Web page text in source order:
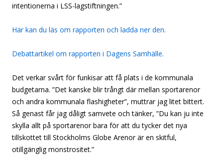
intentionerna i LSS-lagstiftningen.”
Här kan du läs om rapporten och ladda ner den.
Debattartikel om rapporten i Dagens Samhälle.
Det verkar svårt för funkisar att få plats i de kommunala
budgetarna. ”Det kanske blir trångt där mellan sportarenor
och andra kommunala flashigheter”, muttrar jag litet bittert.
Så genast får jag dåligt samvete och tänker, ”Du kan ju inte
skylla allt på sportarenor bara för att du tycker det nya
tillskottet till Stockholms Globe Arenor är en skitful,
otillgänglig monstrositet.”